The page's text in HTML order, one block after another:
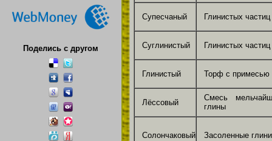
Поделись с другом
Супесчаный Глинистых
Суглинистый Глинистых
Глинистый Торф с примесью
Лёссовый
Смесь
глины
Солончаковый Засоленные